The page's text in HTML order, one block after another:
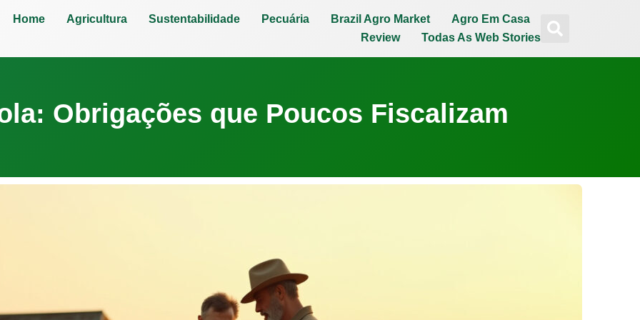
Home Agricultura Sustentabilidade Pecuária Brazil Agro Market
Agro Em Casa
Review
Todas As Web Stories
Obrigações que Poucos Fiscalizam